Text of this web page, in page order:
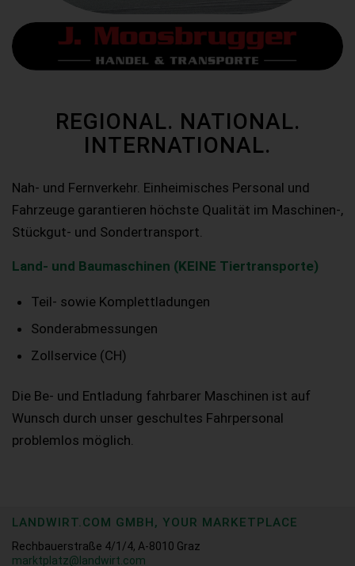
REGIONAL. NATIONAL.
INTERNATIONAL.
Nah- und Fernverkehr. Einheimisches Personal und
Fahrzeuge garantieren höchste Qualität im Maschinen-,
Stückgut- und Sondertransport.
Land- und Baumaschinen (KEINE Tiertransporte)
Teil- sowie Komplettladungen
Sonderabmessungen
Zollservice (CH)
Die Be- und Entladung fahrbarer Maschinen ist auf
Wunsch durch unser geschultes Fahrpersonal
problemlos möglich.
LANDWIRT.COM GMBH, YOUR MARKETPLACE
Rechbauerstraße 4/1/4, A-8010 Graz
marktplatz@landwirt.com